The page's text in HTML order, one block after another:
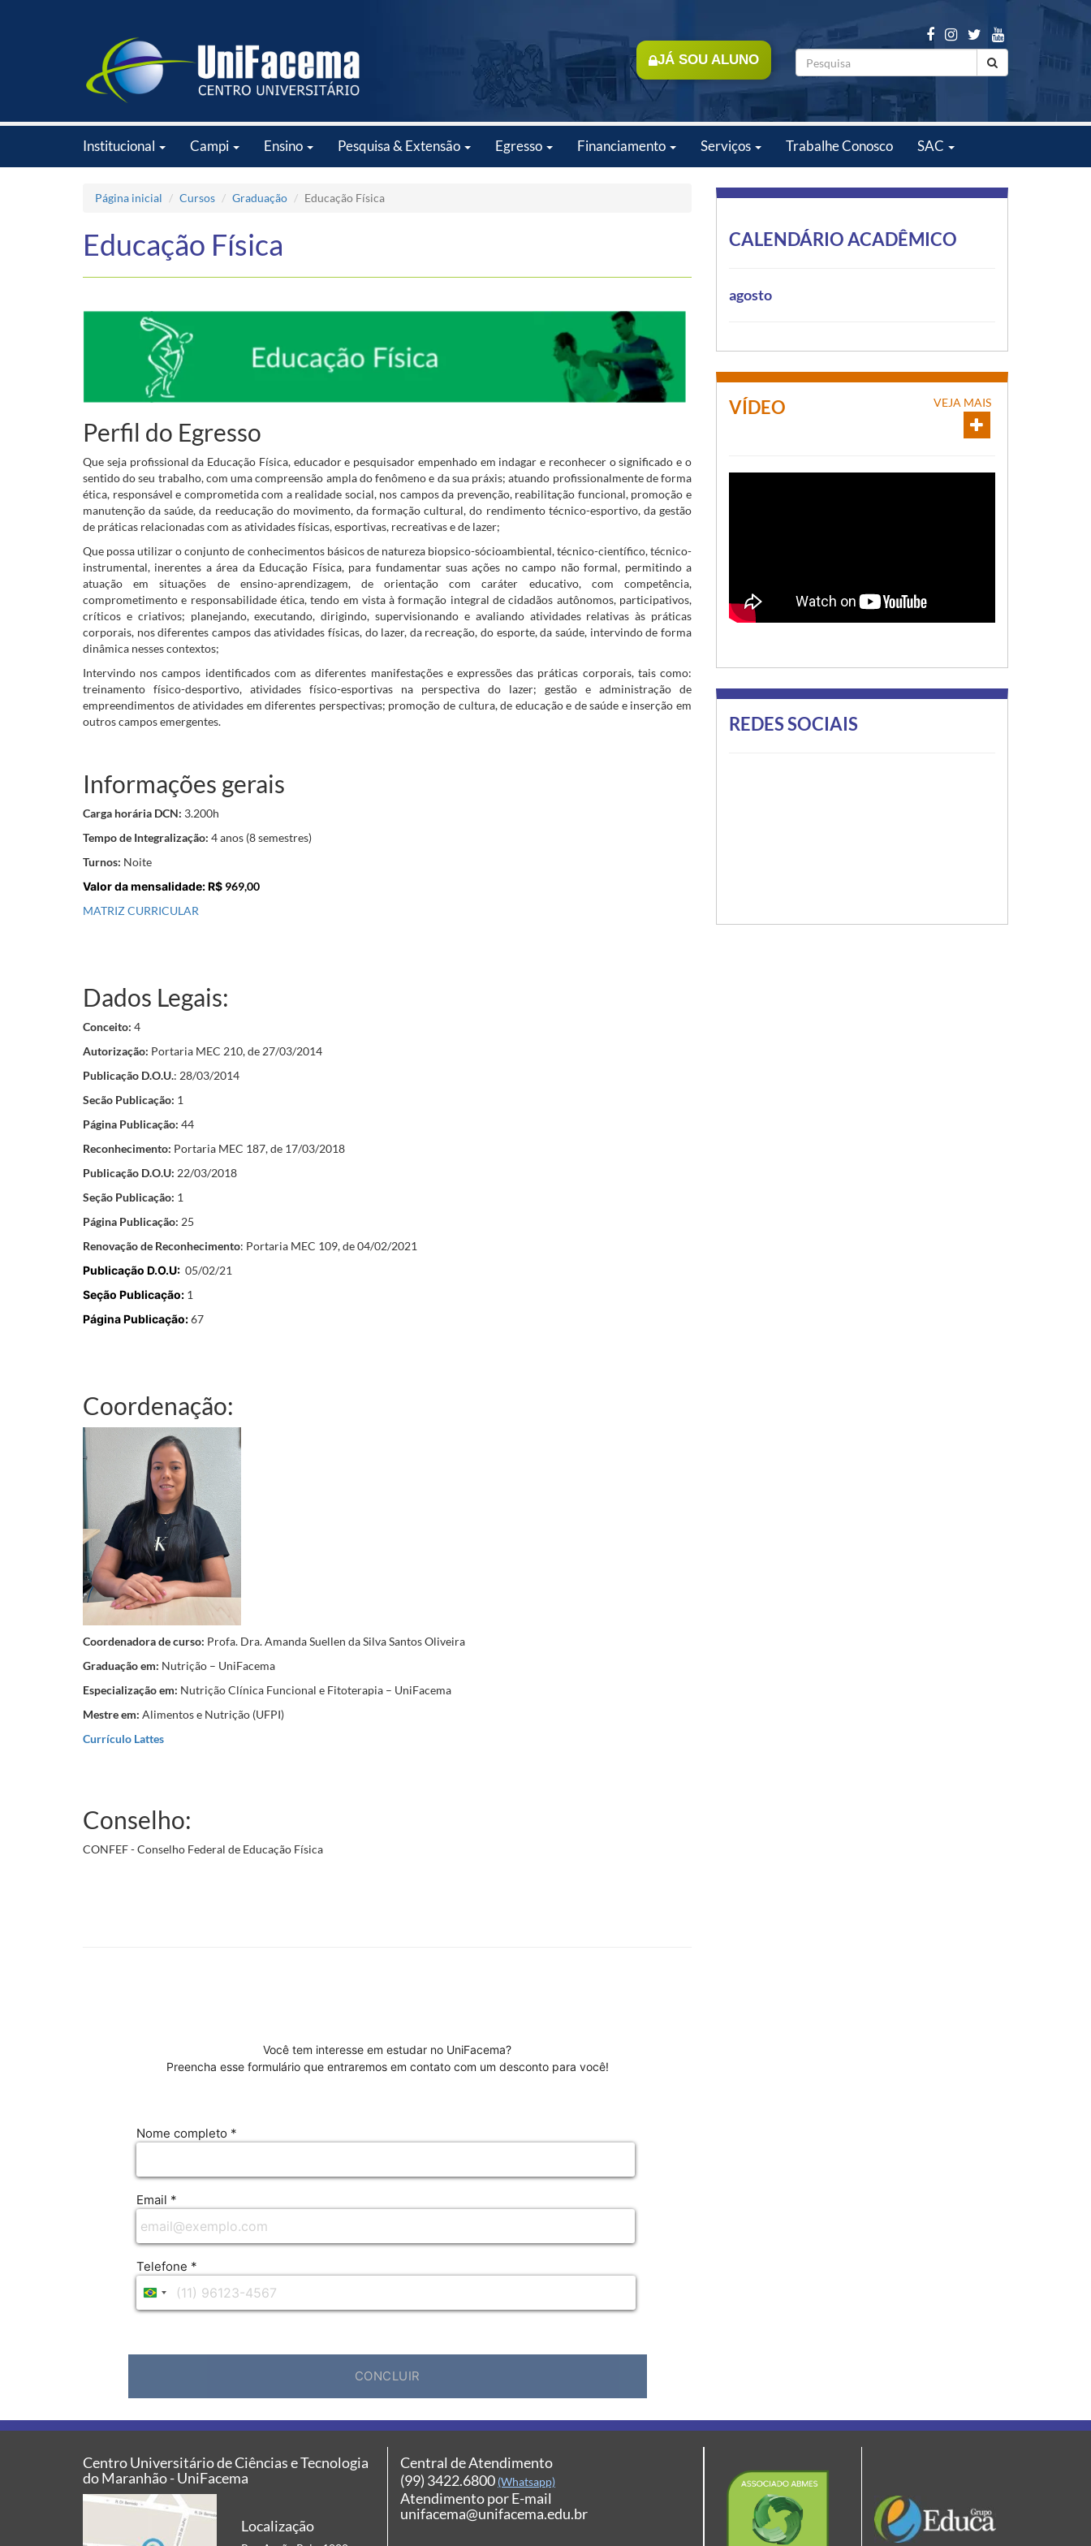
JÁ SOU ALUNO
Institucional Campi Ensino Pesquisa & Extensão Egresso Financiamento Serviços Trabalhe Conosco SAC
Página inicial Cursos Graduação Educação Física
Educação Física
Perfil do Egresso
Que seja profissional da Educação Física, educador e pesquisador empenhado em indagar e reconhecer o significado e o
sentido do seu trabalho, com uma compreensão ampla do fenômeno e da sua práxis; atuando profissionalmente de forma
ética, responsável e comprometida com a realidade social, nos campos da prevenção, reabilitação funcional, promoção e
manutenção da saúde, da reeducação do movimento, da formação cultural, do rendimento técnico-esportivo, da gestão
de práticas relacionadas com as atividades físicas, esportivas, recreativas e de lazer;
Que possa utilizar o conjunto de conhecimentos básicos de natureza biopsico-sócioambiental, técnico-científico, técnico-
instrumental, inerentes a área da Educação Física, para fundamentar suas ações no campo não formal, permitindo a
atuação em situações de ensino-aprendizagem, de orientação com caráter educativo, com competência,
comprometimento e responsabilidade ética, tendo em vista à formação integral de cidadãos autônomos, participativos,
críticos e criativos; planejando, executando, dirigindo, supervisionando e avaliando atividades relativas às práticas
corporais, nos diferentes campos das atividades físicas, do lazer, da recreação, do esporte, da saúde, intervindo de forma
dinâmica nesses contextos;
Intervindo nos campos identificados com as diferentes manifestações e expressões das práticas corporais, tais como:
treinamento físico-desportivo, atividades físico-esportivas na perspectiva do lazer; gestão e administração de
empreendimentos de atividades em diferentes perspectivas; promoção de cultura, de educação e de saúde e inserção em
outros campos emergentes.
Informações gerais
Carga horária DCN: 3.200h
Tempo de Integralização: 4 anos (8 semestres)
Turnos: Noite
Valor da mensalidade: R$ 969,00
MATRIZ CURRICULAR
Dados Legais:
Conceito: 4
Autorização: Portaria MEC 210, de 27/03/2014
Publicação D.O.U.: 28/03/2014
Secão Publicação: 1
Página Publicação: 44
Reconhecimento: Portaria MEC 187, de 17/03/2018
Publicação D.O.U: 22/03/2018
Seção Publicação: 1
Página Publicação: 25
Renovação de Reconhecimento: Portaria MEC 109, de 04/02/2021
Publicação D.O.U: 05/02/21
Seção Publicação: 1
Página Publicação:67
Coordenação:
Coordenadora de curso: Profa. Dra. Amanda Suellen da Silva Santos Oliveira
Graduação em: Nutrição – UniFacema
Especialização em: Nutrição Clínica Funcional e Fitoterapia – UniFacema
Mestre em: Alimentos e Nutrição (UFPI)
Currículo Lattes
Conselho:
CONFEF - Conselho Federal de Educação Física
CALENDÁRIO ACADÊMICO
agosto
VÍDEO VEJA MAIS
REDES SOCIAIS
Centro Universitário de Ciências e Tecnologia
do Maranhão - UniFacema
Localização
Central de Atendimento
(99) 3422.6800 (Whatsapp)
Atendimento por E-mail
unifacema@unifacema.edu.br